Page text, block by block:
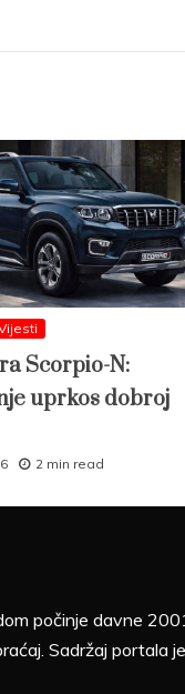
Scorpio-N:
uprkos dobroj
2 min read
počinje davne
Sadržaj